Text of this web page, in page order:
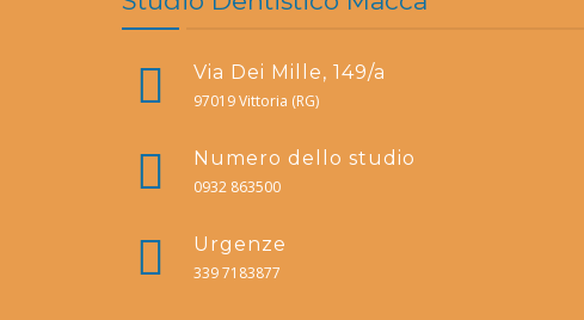
Via Dei Mille, 149/a
97019 Vittoria (RG)
Numero dello studio
0932 863500
Urgenze
339 7183877